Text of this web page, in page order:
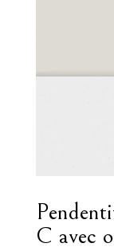
C avec